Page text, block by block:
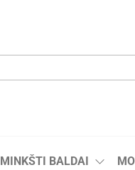
MINKŠTI BALDAI